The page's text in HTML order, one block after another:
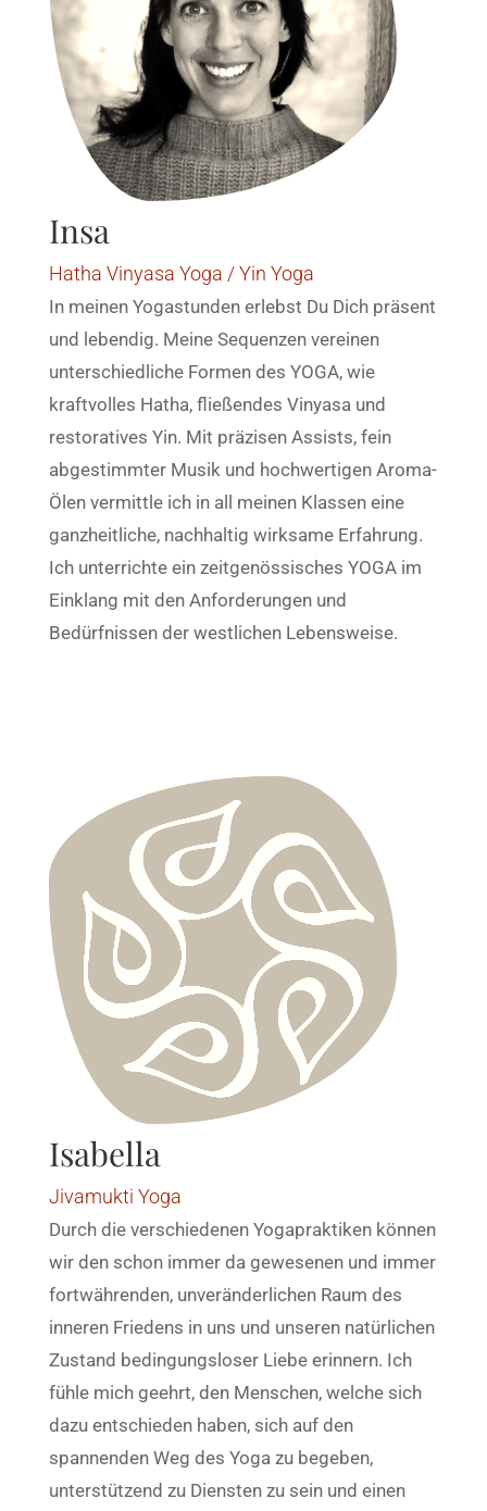
Insa
Hatha Vinyasa Yoga / Yin Yoga
In meinen Yogastunden erlebst Du Dich präsent
und lebendig. Meine Sequenzen vereinen
unterschiedliche Formen des YOGA, wie
kraftvolles Hatha, fließendes Vinyasa und
restoratives Yin. Mit präzisen Assists, fein
abgestimmter Musik und hochwertigen Aroma-
Ölen vermittle ich in all meinen Klassen eine
ganzheitliche, nachhaltig wirksame Erfahrung.
Ich unterrichte ein zeitgenössisches YOGA im
Einklang mit den Anforderungen und
Bedürfnissen der westlichen Lebensweise.
Isabella
Jivamukti Yoga
Durch die verschiedenen Yogapraktiken können
wir den schon immer da gewesenen und immer
fortwährenden, unveränderlichen Raum des
inneren Friedens in uns und unseren natürlichen
Zustand bedingungsloser Liebe erinnern. Ich
fühle mich geehrt, den Menschen, welche sich
dazu entschieden haben, sich auf den
spannenden Weg des Yoga zu begeben,
unterstützend zu Diensten zu sein und einen